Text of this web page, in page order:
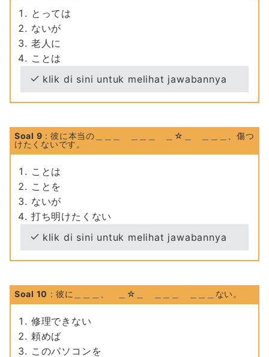
とっては
ないが
老人に
ことは
klik di sini untuk melihat jawabannya
Soal 9 : 彼に本当の＿＿＿ ＿＿＿ ＿☆＿ ＿＿＿、傷つ
けたくないです。
ことは
ことを
ないが
打ち明けたくない
klik di sini untuk melihat jawabannya
Soal 10 : 彼に＿＿＿、 ＿☆＿ ＿＿＿ ＿＿＿ない。
修理できない
頼めば
このパソコンを